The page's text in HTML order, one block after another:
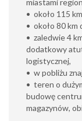
miastami
•⁠ ⁠około 115
•⁠ ⁠około 80 km
•⁠ ⁠zaledwie 4
dodatkowy
logistycznej,
•⁠ ⁠w pobliżu
•⁠ ⁠teren o
budowę
magazynów,